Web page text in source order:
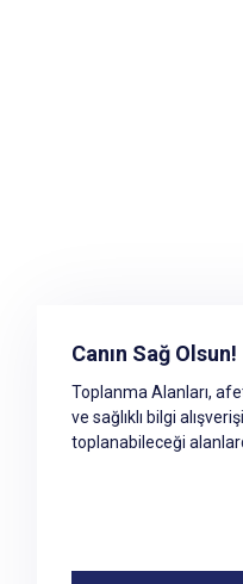
Toplanma
Manisa toplanma
Canın Sağ Olsun!
Toplanma Alanları,
ve sağlıklı bilgi
toplanabileceği